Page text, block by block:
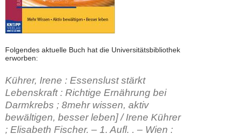
Folgendes aktuelle Buch hat die Universitätsbibliothek
erworben:
Kührer, Irene : Essenslust stärkt
Lebenskraft : Richtige Ernährung bei
Darmkrebs ; 8mehr wissen, aktiv
bewältigen, besser leben] / Irene Kührer
; Elisabeth Fischer. – 1. Aufl. . – Wien :